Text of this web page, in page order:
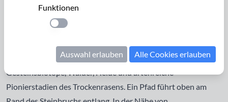
zu Schmitthof liegt Hügel, in dessen Mitte sich ein
stillgelegter Kalksteinbruch ( Naturschutzgebiet,
geologisches Naturdenkmal, 4,7 ha ) befindet. Es gibt hier
Gesteinsbiotope, Wälder, Heide und artenreiche
Pionierstadien des Trockenrasens. Ein Pfad führt oben am
Funktionen
Einstellung anwenden
Auswahl erlauben Alle Cookies erlauben